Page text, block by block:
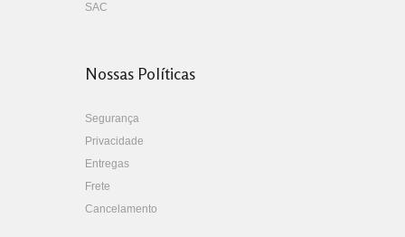
SAC
Nossas Políticas
Segurança
Privacidade
Entregas
Frete
Cancelamento